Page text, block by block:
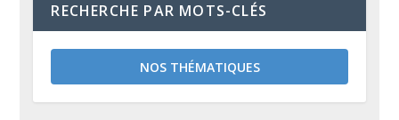
RECHERCHE PAR MOTS-CLÉS
NOS THÉMATIQUES